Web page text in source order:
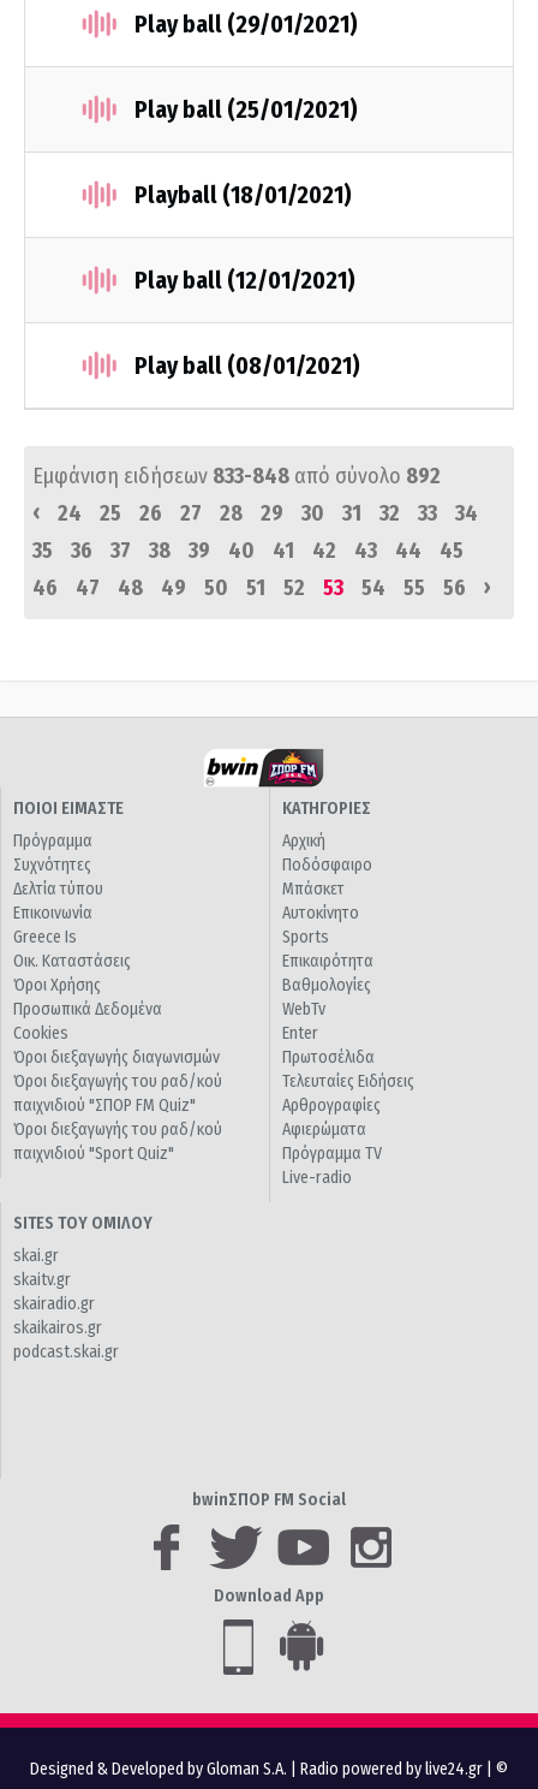
Play ball (29/01/2021)
Play ball (25/01/2021)
Playball (18/01/2021)
Play ball (12/01/2021)
Play ball (08/01/2021)
Εμφάνιση ειδήσεων 833-848 από σύνολο 892
‹
24 25 26 27 28 29 30 31 32 33
34
35
36 37 38 39 40 41 42 43 44
45
46
47 48 49 50 51 52 53 54 55 56 ›
ΠΟΙΟΙ ΕΙΜΑΣΤΕ
Πρόγραμμα
Συχνότητες
Δελτία τύπου
Επικοινωνία
Greece Is
Οικ. Καταστάσεις
Όροι Χρήσης
Προσωπικά Δεδομένα
Cookies
Όροι διεξαγωγής διαγωνισμών
Όροι διεξαγωγής του ραδ/κού
παιχνιδιού "ΣΠΟΡ FM Quiz"
Όροι διεξαγωγής του ραδ/κού
παιχνιδιού "Sport Quiz"
ΚΑΤΗΓΟΡΙΕΣ
Αρχική
Ποδόσφαιρο
Μπάσκετ
Αυτοκίνητο
Sports
Επικαιρότητα
Βαθμολογίες
WebTv
Enter
Πρωτοσέλιδα
Τελευταίες Ειδήσεις
Αρθρογραφίες
Αφιερώματα
Πρόγραμμα TV
Live-radio
SITES ΤΟΥ ΟΜΙΛΟΥ
skai.gr
skaitv.gr
skairadio.gr
skaikairos.gr
podcast.skai.gr
bwinΣΠΟΡ FM Social
Download App
Designed & Developed by Gloman S.A. Radio powered by live24.gr | ©